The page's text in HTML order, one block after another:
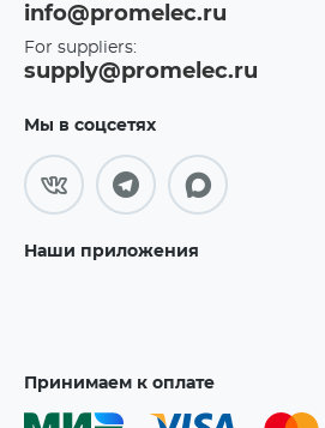
info@promelec.ru
For suppliers:
supply@promelec.ru
Мы в соцсетях
Наши приложения
Принимаем к оплате